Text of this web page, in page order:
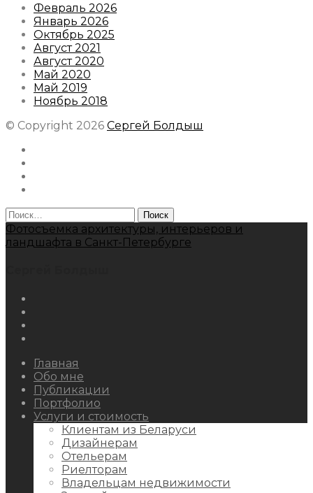
Февраль 2026
Январь 2026
Октябрь 2025
Август 2021
Август 2020
Май 2020
Май 2019
Ноябрь 2018
© Copyright 2026 Сергей Болдыш
Найти:
Фотосъемка архитектуры, интерьеров и
ландшафта в Санкт-Петербурге
Главная
Обо мне
Публикации
Портфолио
Услуги и стоимость
Клиентам из Беларуси
Дизайнерам
Отельерам
Риелторам
Владельцам недвижимости